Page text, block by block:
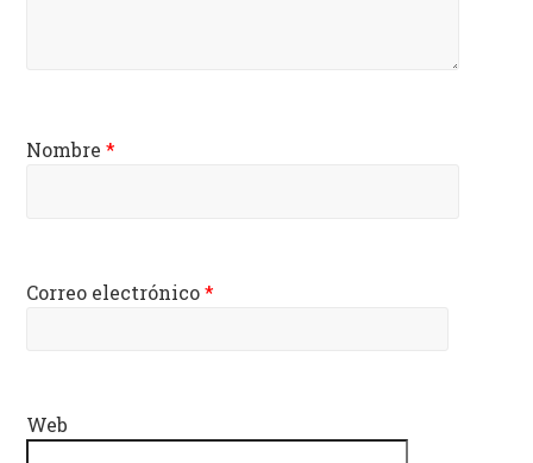
Nombre *
Correo electrónico*
Web